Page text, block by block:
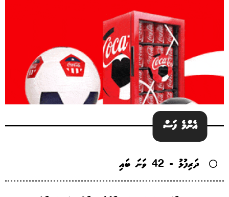
އެންމެ ފަސް
ދަރިފުޅު - 42 ވަނަ ބައި